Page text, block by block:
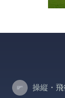
操縦・